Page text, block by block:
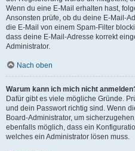
Wenn du eine E-Mail erhalten hast,
Ansonsten prüfe, ob du deine E-Mail-
die E-Mail von einem Spam-Filter
dass deine E-Mail-Adresse korrekt
Administrator.
Nach oben
Warum kann ich mich nicht
Dafür gibt es viele mögliche Gründe.
und dein Passwort richtig sind. Wenn
Board-Administrator, um
ebenfalls möglich, dass ein
welches ein Administrator lösen muss.